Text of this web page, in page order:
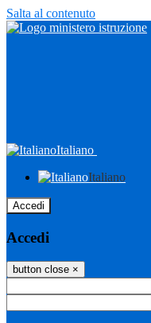
Salta al contenuto
Italiano
Italiano
Accedi
Accedi
button close ×